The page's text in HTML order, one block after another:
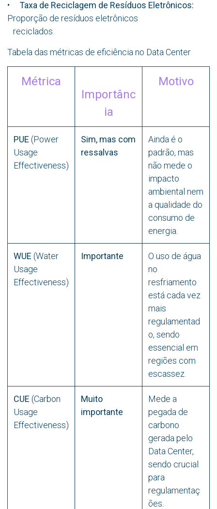
•
Taxa de Reciclagem de Resíduos Eletrônicos:
Proporção de resíduos eletrônicos
reciclados.
Tabela das métricas de eficiência no Data Center
​Métrica
Importânc
ia
Motivo
PUE (Power
Usage
Effectiveness)​
Sim, mas com
ressalvas
Ainda é o
padrão, mas
não mede o
impacto
ambiental nem
a qualidade do
consumo de
energia.
WUE (Water
Usage
Effectiveness)
Importante
O uso de água
no
resfriamento
está cada vez
mais
regulamentad
o, sendo
essencial em
regiões com
escassez.
CUE (Carbon
Usage
Effectiveness)
Muito
importante
Mede a
pegada de
carbono
gerada pelo
Data Center,
sendo crucial
para
regulamentaç
ões.